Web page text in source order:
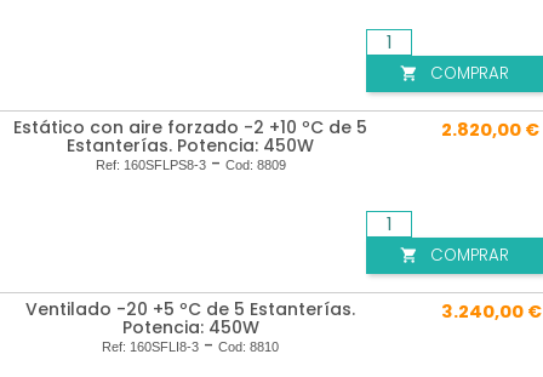
 COMPRAR
Estático con aire forzado -2 +10 ºC de 5
Estanterías. Potencia: 450W
Ref: 160SFLPS8-3- Cod: 8809
2.820,00 €
 COMPRAR
Ventilado -20 +5 ºC de 5 Estanterías.
Potencia: 450W
Ref: 160SFLI8-3 - Cod: 8810
3.240,00 €